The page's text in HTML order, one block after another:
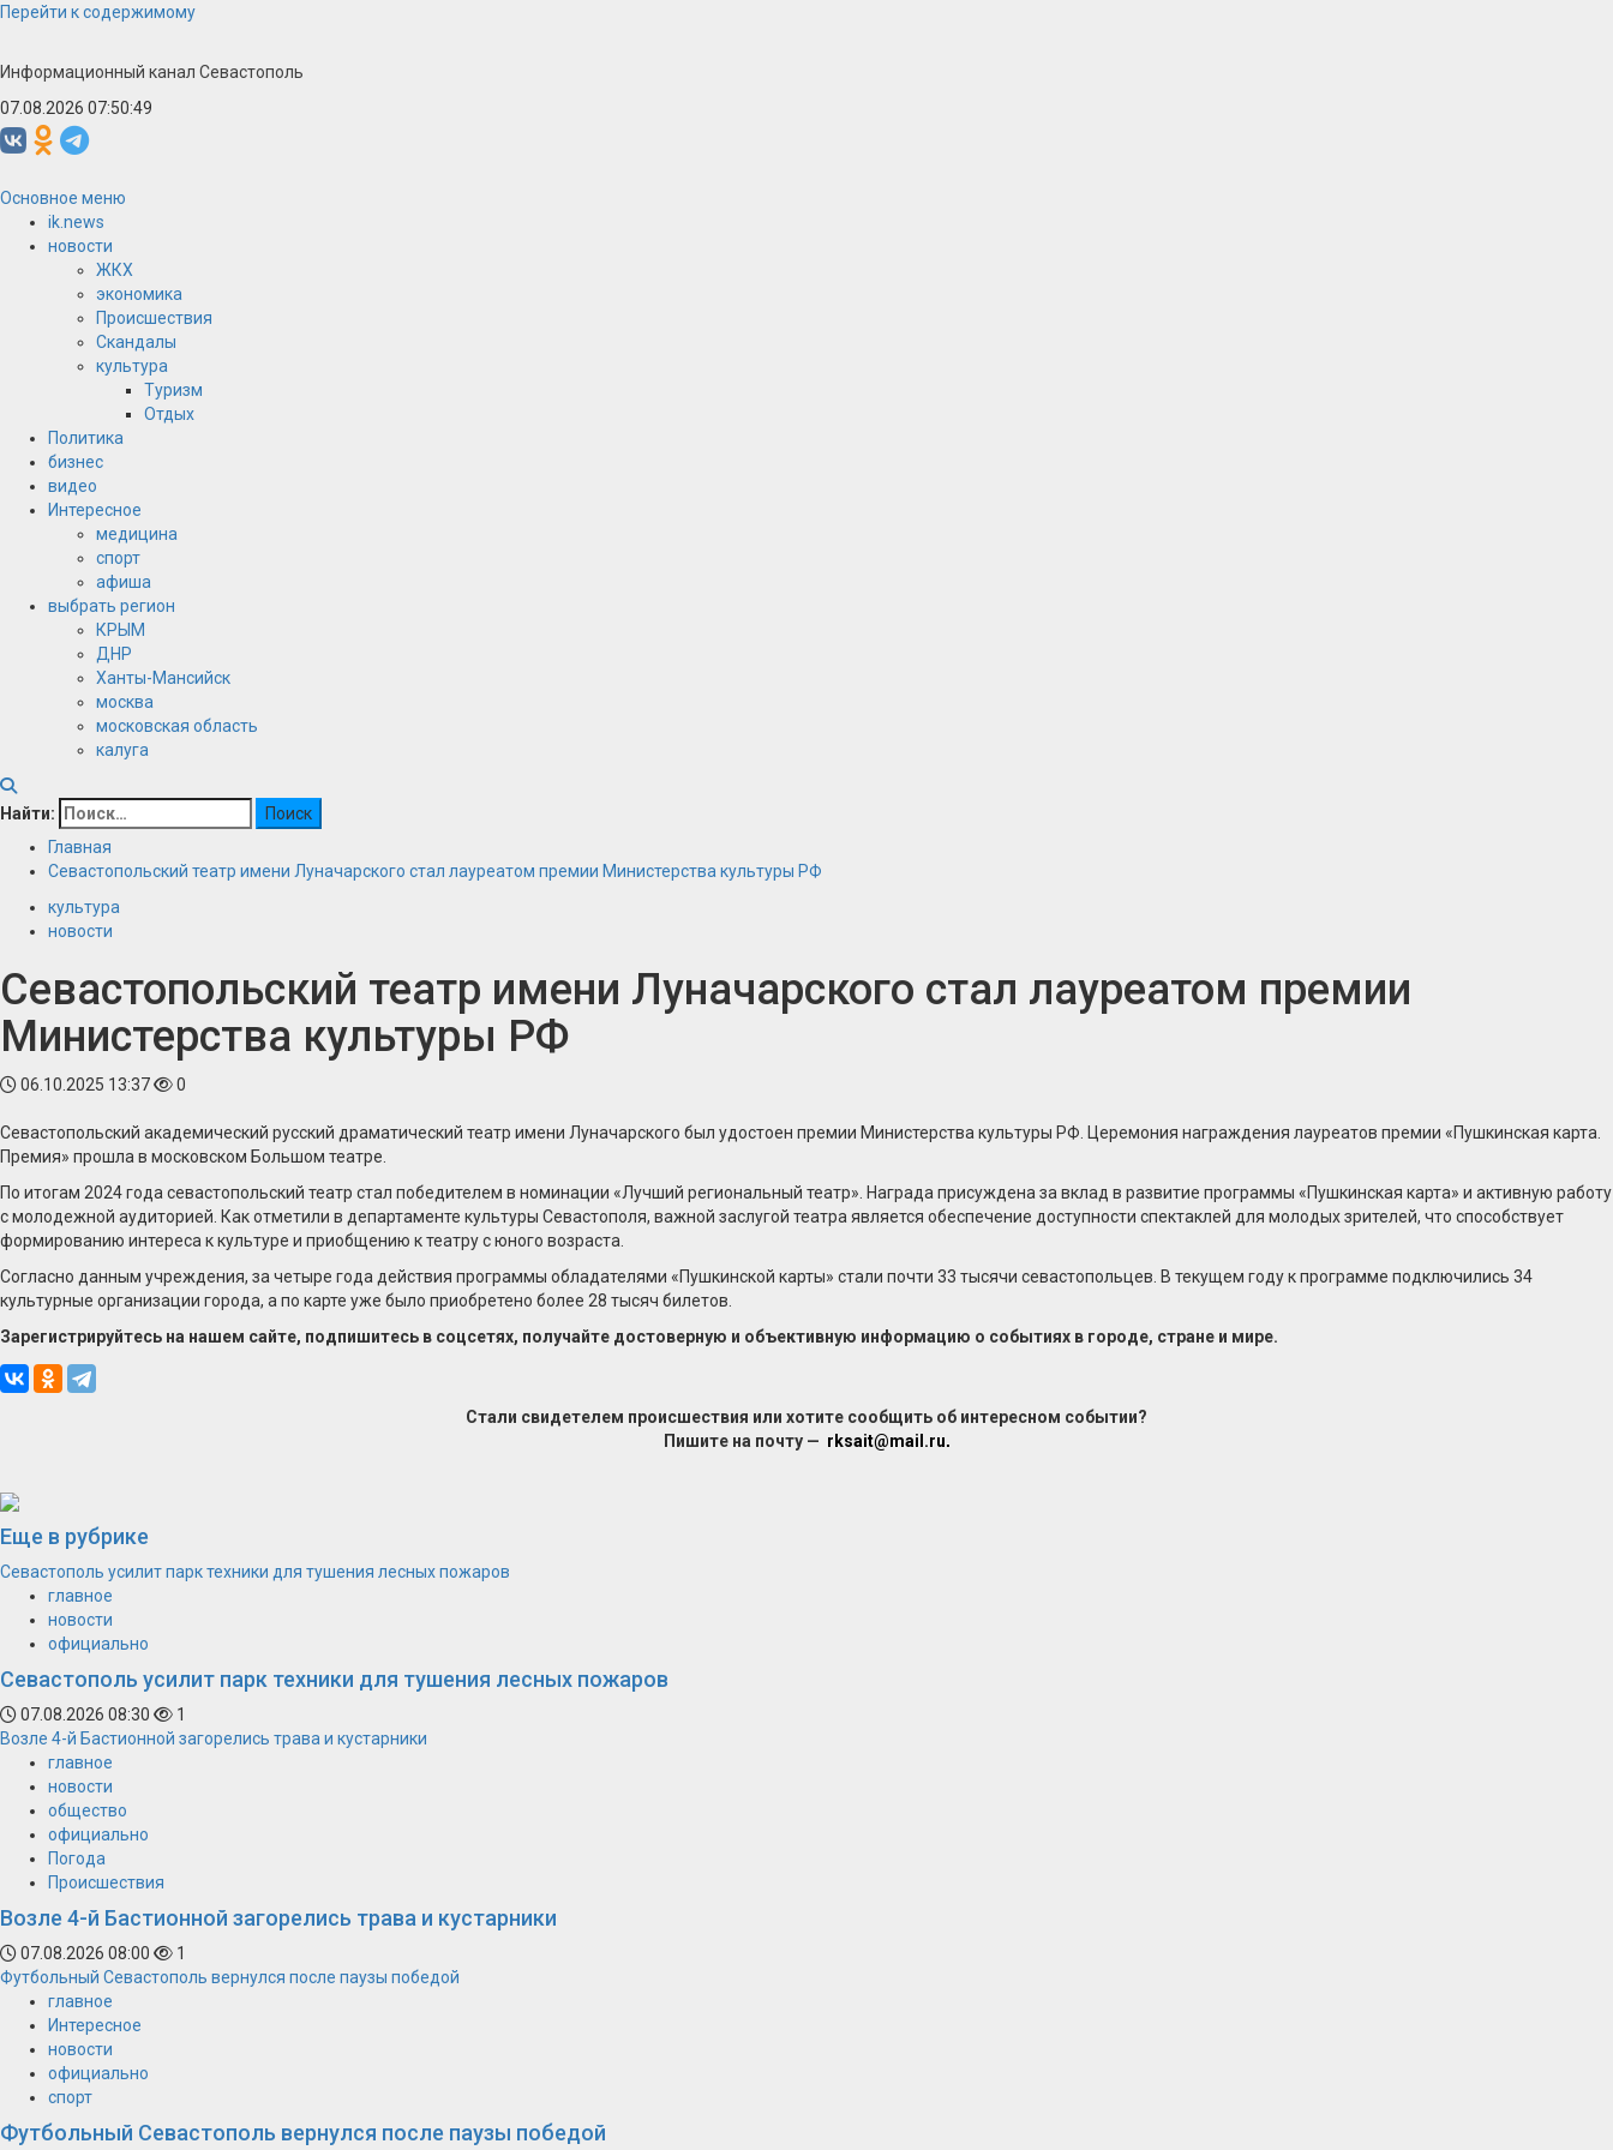
Перейти к содержимому
Информационный канал Севастополь
07.08.2026 07:50:50
Основное меню
ik.news
новости
ЖКХ
экономика
Происшествия
Скандалы
культура
Туризм
Отдых
Политика
бизнес
видео
Интересное
медицина
спорт
афиша
выбрать регион
КРЫМ
ДНР
Ханты-Мансийск
москва
московская область
калуга
Найти:
Главная
Севастопольский театр имени Луначарского стал лауреатом премии Министерства культуры РФ
культура
новости
Севастопольский театр имени Луначарского стал лауреатом премии
Министерства культуры РФ
06.10.2025 13:37 0
Севастопольский академический русский драматический театр имени Луначарского был удостоен премии Министерства культуры РФ. Церемония награждения лауреатов премии «Пушкинская карта.
Премия» прошла в московском Большом театре.
По итогам 2024 года севастопольский театр стал победителем в номинации «Лучший региональный театр». Награда присуждена за вклад в развитие программы «Пушкинская карта» и активную работу
с молодежной аудиторией. Как отметили в департаменте культуры Севастополя, важной заслугой театра является обеспечение доступности спектаклей для молодых зрителей, что способствует
формированию интереса к культуре и приобщению к театру с юного возраста.
Согласно данным учреждения, за четыре года действия программы обладателями «Пушкинской карты» стали почти 33 тысячи севастопольцев. В текущем году к программе подключились 34
культурные организации города, а по карте уже было приобретено более 28 тысяч билетов.
Зарегистрируйтесь на нашем сайте, подпишитесь в соцсетях, получайте достоверную и объективную информацию о событиях в городе, стране и мире.
Стали свидетелем происшествия или хотите сообщить об интересном событии?
Пишите на почту — rksait@mail.ru.
Еще в рубрике
Севастополь усилит парк техники для тушения лесных пожаров
главное
новости
официально
Севастополь усилит парк техники для тушения лесных пожаров
07.08.2026 08:30
1
Возле 4-й Бастионной загорелись трава и кустарники
главное
новости
общество
официально
Погода
Происшествия
Возле 4-й Бастионной загорелись трава и кустарники
07.08.2026 08:00
1
Футбольный Севастополь вернулся после паузы победой
главное
Интересное
новости
официально
спорт
Футбольный Севастополь вернулся после паузы победой